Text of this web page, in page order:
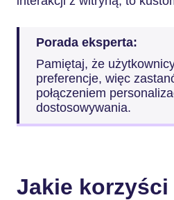
Porada eksperta:
Pamiętaj, że
preferencje, więc
połączeniem
dostosowywania.
Jakie korzyści